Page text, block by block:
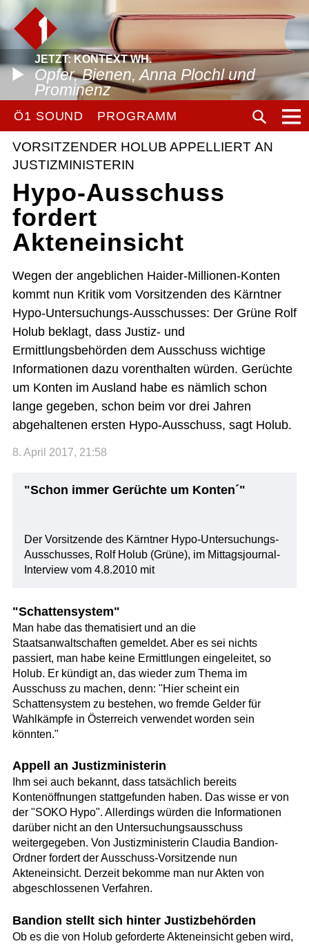
JETZT: KONTEXT WH.
Opfer, Bienen, Anna Plochl und
Prominenz
Ö1 SOUND PROGRAMM
VORSITZENDER HOLUB APPELLIERT AN
JUSTIZMINISTERIN
Hypo-Ausschuss
fordert
Akteneinsicht
Wegen der angeblichen Haider-Millionen-Konten
kommt nun Kritik vom Vorsitzenden des Kärntner
Hypo-Untersuchungs-Ausschusses: Der Grüne Rolf
Holub beklagt, dass Justiz- und
Ermittlungsbehörden dem Ausschuss wichtige
Informationen dazu vorenthalten würden. Gerüchte
um Konten im Ausland habe es nämlich schon
lange gegeben, schon beim vor drei Jahren
abgehaltenen ersten Hypo-Ausschuss, sagt Holub.
8. April 2017, 21:58
"Schon immer Gerüchte um Konten´"
Der Vorsitzende des Kärntner Hypo-Untersuchungs-
Ausschusses, Rolf Holub (Grüne), im Mittagsjournal-
Interview vom 4.8.2010 mit
"Schattensystem"
Man habe das thematisiert und an die
Staatsanwaltschaften gemeldet. Aber es sei nichts
passiert, man habe keine Ermittlungen eingeleitet, so
Holub. Er kündigt an, das wieder zum Thema im
Ausschuss zu machen, denn: "Hier scheint ein
Schattensystem zu bestehen, wo fremde Gelder für
Wahlkämpfe in Österreich verwendet worden sein
könnten."
Appell an Justizministerin
Ihm sei auch bekannt, dass tatsächlich bereits
Kontenöffnungen stattgefunden haben. Das wisse er von
der "SOKO Hypo". Allerdings würden die Informationen
darüber nicht an den Untersuchungsausschuss
weitergegeben. Von Justizministerin Claudia Bandion-
Ordner fordert der Ausschuss-Vorsitzende nun
Akteneinsicht. Derzeit bekomme man nur Akten von
abgeschlossenen Verfahren.
Bandion stellt sich hinter Justizbehörden
Ob es die von Holub geforderte Akteneinsicht geben wird,